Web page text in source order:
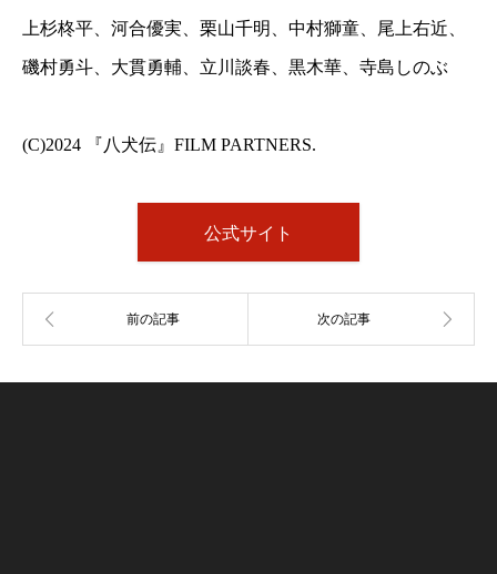
上杉柊平、河合優実、栗山千明、中村獅童、尾上右近、
磯村勇斗、大貫勇輔、立川談春、黒木華、寺島しのぶ
(C)2024 『八犬伝』FILM PARTNERS.
公式サイト